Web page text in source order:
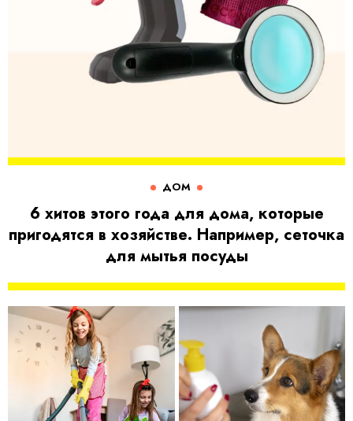
ДОМ
6 хитов этого года для дома, которые
пригодятся в хозяйстве. Например, сеточка
для мытья посуды